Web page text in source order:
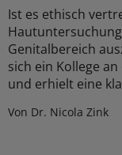
Ist es ethisch
Genitalbereich
sich ein Kollege
und erhielt eine
Von Dr. Nicola Zink